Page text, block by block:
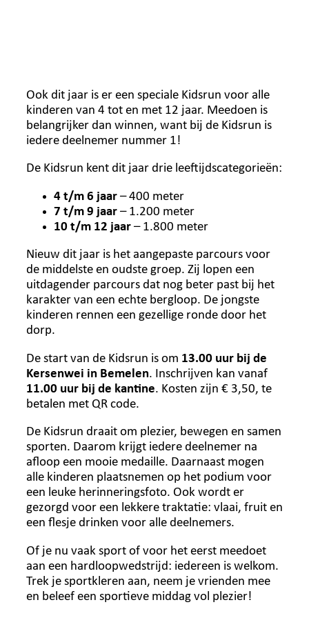
Ook dit jaar is er een speciale Kidsrun voor alle
kinderen van 4 tot en met 12 jaar. Meedoen is
belangrijker dan winnen, want bij de Kidsrun is
iedere deelnemer nummer 1!
De Kidsrun kent dit jaar drie leeftijdscategorieën:
4 t/m 6 jaar – 400 meter
7 t/m 9 jaar – 1.200 meter
10 t/m 12 jaar – 1.800 meter
Nieuw dit jaar is het aangepaste parcours voor
de middelste en oudste groep. Zij lopen een
uitdagender parcours dat nog beter past bij het
karakter van een echte bergloop. De jongste
kinderen rennen een gezellige ronde door het
dorp.
De start van de Kidsrun is om 13.00 uur bij de
Kersenwei in Bemelen. Inschrijven kan vanaf
11.00 uur bij de kantine. Kosten zijn € 3,50, te
betalen met QR code.
De Kidsrun draait om plezier, bewegen en samen
sporten. Daarom krijgt iedere deelnemer na
afloop een mooie medaille. Daarnaast mogen
alle kinderen plaatsnemen op het podium voor
een leuke herinneringsfoto. Ook wordt er
gezorgd voor een lekkere traktatie: vlaai, fruit en
een flesje drinken voor alle deelnemers.
Of je nu vaak sport of voor het eerst meedoet
aan een hardloopwedstrijd: iedereen is welkom.
Trek je sportkleren aan, neem je vrienden mee
en beleef een sportieve middag vol plezier!